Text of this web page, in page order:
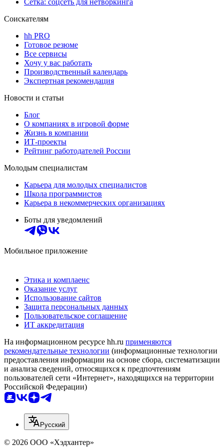
Соискателям
hh PRO
Готовое резюме
Все сервисы
Хочу у вас работать
Производственный календарь
Экспертная рекомендация
Новости и статьи
Блог
О компаниях в игровой форме
Жизнь в компании
ИТ-проекты
Рейтинг работодателей России
Молодым специалистам
Карьера для молодых специалистов
Школа программистов
Карьера в некоммерческих организациях
Боты для уведомлений
Мобильное приложение
Этика и комплаенс
Оказание услуг
Использование сайтов
Защита персональных данных
Пользовательское соглашение
ИТ аккредитация
На информационном ресурсе hh.ru применяются
рекомендательные технологии (информационные технологии
предоставления информации на основе сбора, систематизации
и анализа сведений, относящихся к предпочтениям
пользователей сети «Интернет», находящихся на территории
Российской Федерации)
Русский
© 2026 ООО «Хэдхантер»